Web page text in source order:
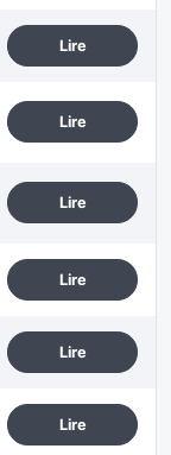
Lire
Lire
Lire
Lire
Lire
Lire